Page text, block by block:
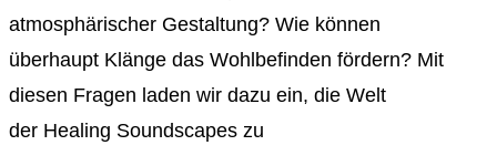
atmosphärischer Gestaltung? Wie können
überhaupt Klänge das Wohlbefinden fördern? Mit
diesen Fragen laden wir dazu ein, die Welt
der Healing Soundscapes zu